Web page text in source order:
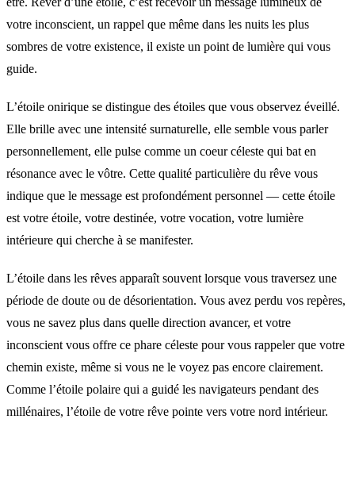
votre inconscient, un rappel que même dans les nuits les plus
sombres de votre existence, il existe un point de lumière qui vous
guide.
L’étoile onirique se distingue des étoiles que vous observez éveillé.
Elle brille avec une intensité surnaturelle, elle semble vous parler
personnellement, elle pulse comme un coeur céleste qui bat en
résonance avec le vôtre. Cette qualité particulière du rêve vous
indique que le message est profondément personnel — cette étoile
est votre étoile, votre destinée, votre vocation, votre lumière
intérieure qui cherche à se manifester.
L’étoile dans les rêves apparaît souvent lorsque vous traversez une
période de doute ou de désorientation. Vous avez perdu vos repères,
vous ne savez plus dans quelle direction avancer, et votre
inconscient vous offre ce phare céleste pour vous rappeler que votre
chemin existe, même si vous ne le voyez pas encore clairement.
Comme l’étoile polaire qui a guidé les navigateurs pendant des
millénaires, l’étoile de votre rêve pointe vers votre nord intérieur.